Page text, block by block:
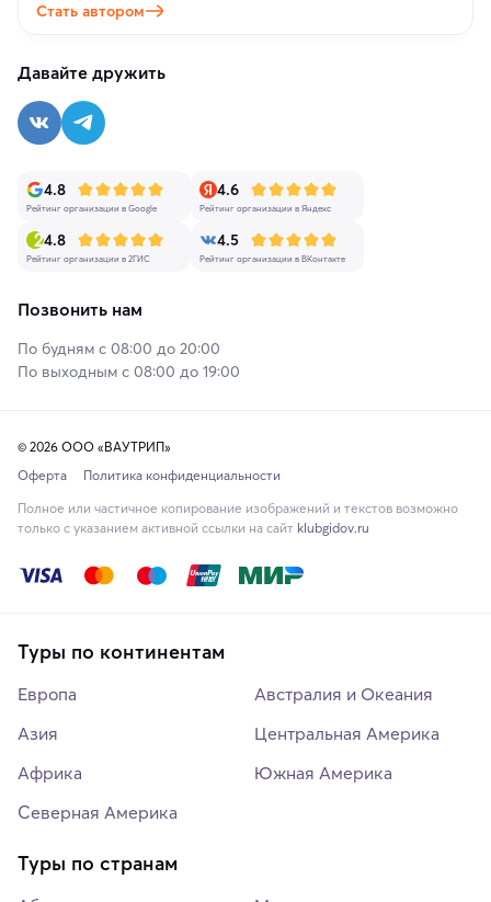
Стать автором
Давайте дружить
4.8
Рейтинг организации в Google
4.6
Рейтинг организации в Яндекс
4.8
Рейтинг организации в 2ГИС
4.5
Рейтинг организации в ВКонтакте
Позвонить нам
По будням с 08:00 до 20:00
По выходным с 08:00 до 19:00
© 2026 ООО «ВАУТРИП»
Оферта
Политика конфиденциальности
Полное или частичное копирование изображений и текстов возможно
только с указанием активной ссылки на сайт klubgidov.ru
Туры по континентам
Европа
Азия
Африка
Северная Америка
Австралия и Океания
Центральная Америка
Южная Америка
Туры по странам